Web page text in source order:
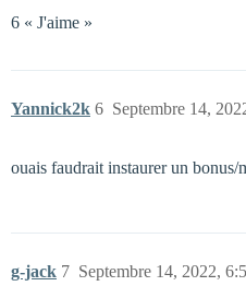
6 « J'aime »
Yannick2k Septembre 14,
6
ouais faudrait instaurer un bonus/
g-jack Septembre 14, 2022,
7